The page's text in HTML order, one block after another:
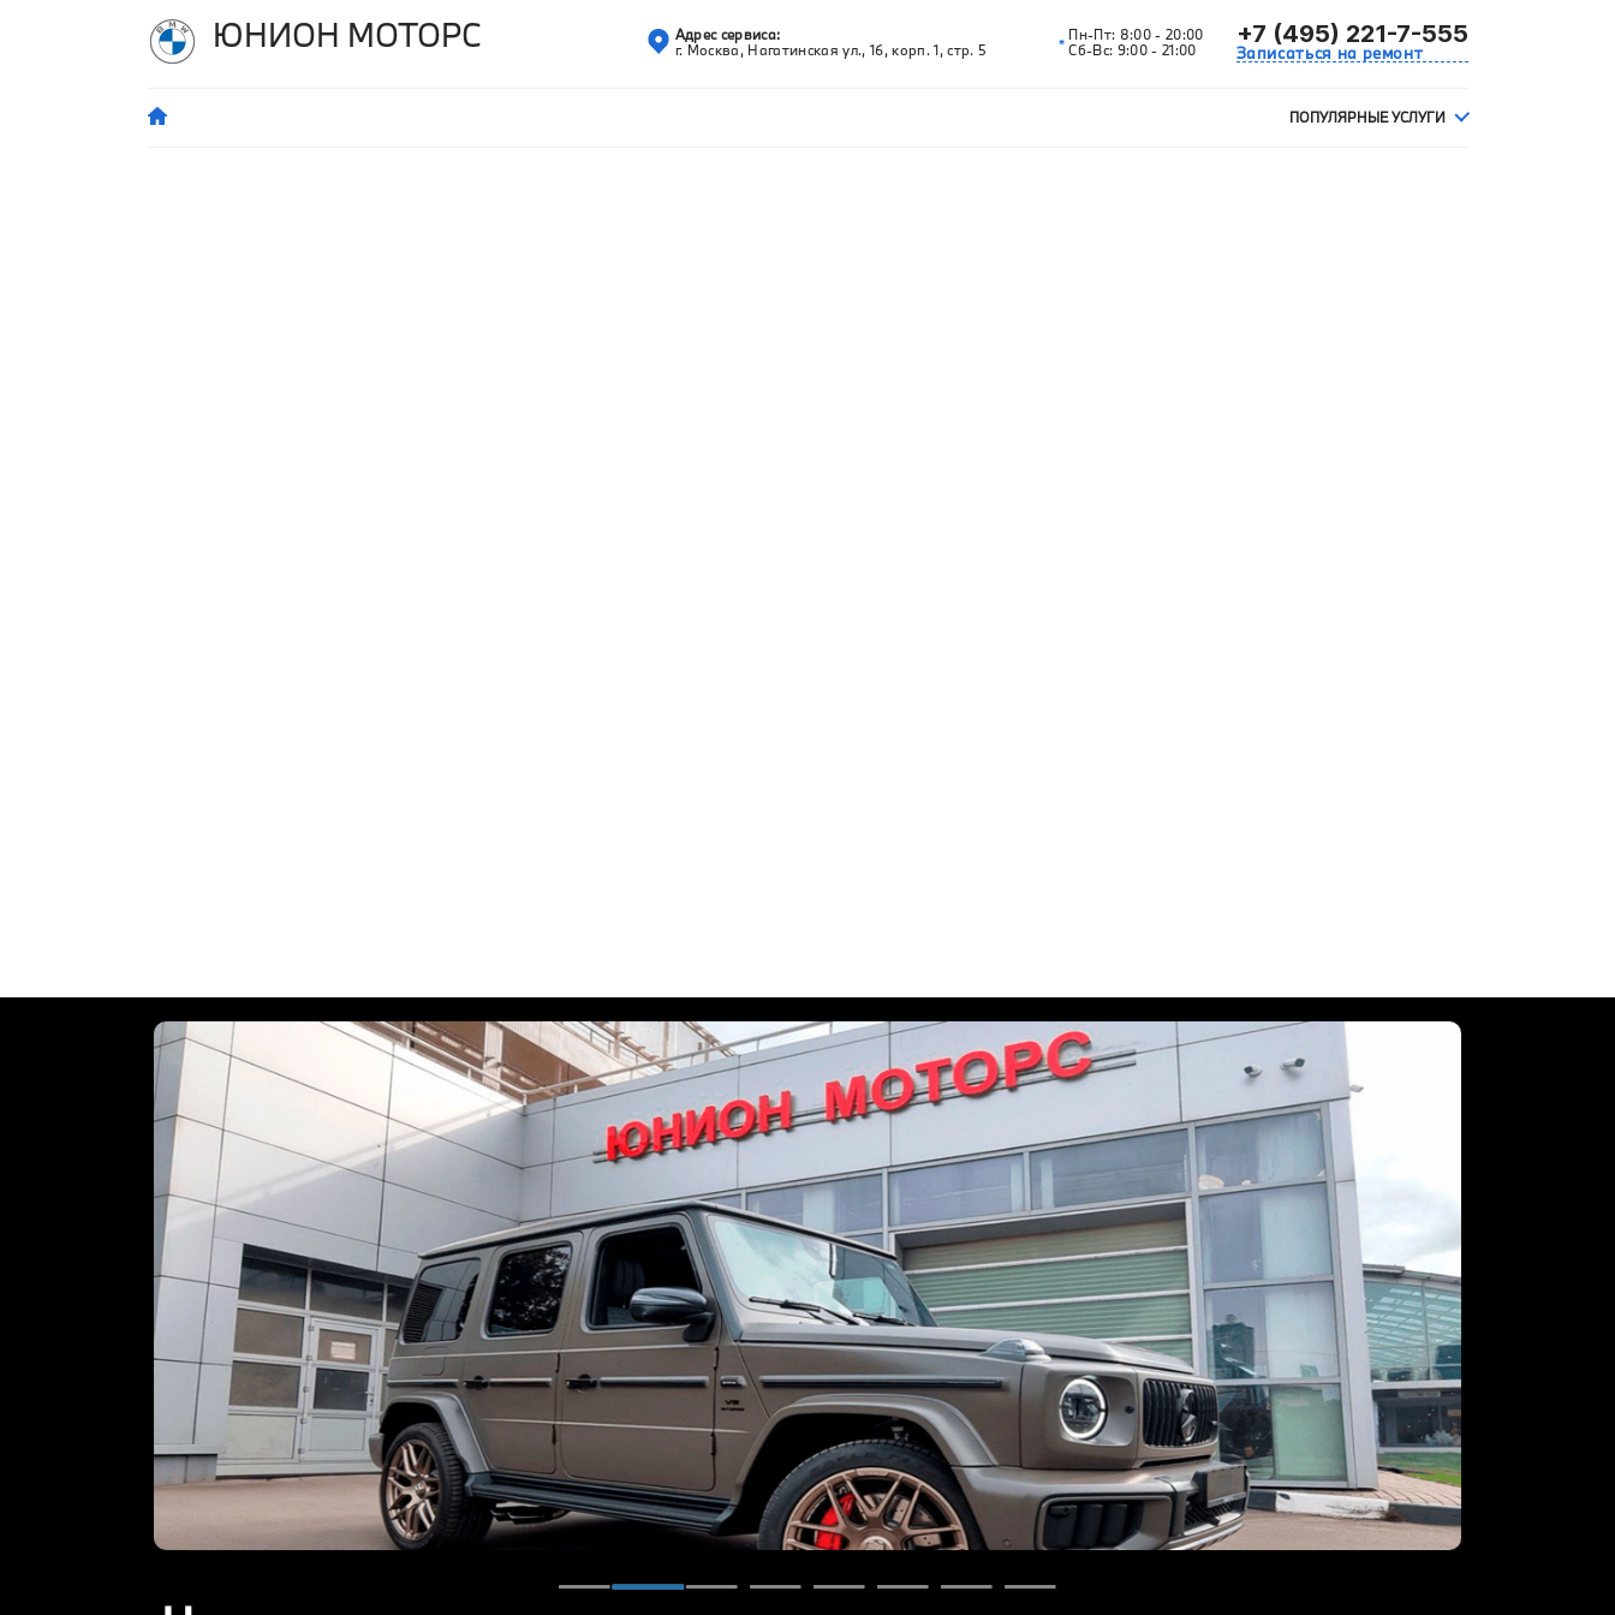
ЮНИОН МОТОРС
Адрес сервиса:
г. Москва, Нагатинская ул., 16, корп. 1, стр. 5
Пн-Пт: 8:00 - 20:00
Сб-Вс: 9:00 - 21:00
+7 (495) 221-7-555
Записаться на ремонт
ПОПУЛЯРНЫЕ УСЛУГИ